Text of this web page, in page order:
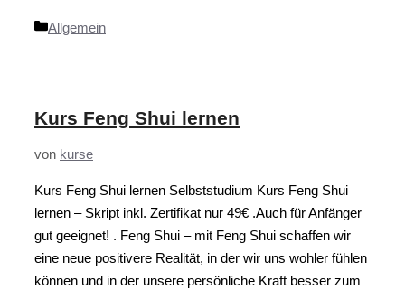
Kategorien
Allgemein
Kurs Feng Shui lernen
von kurse
Kurs Feng Shui lernen Selbststudium Kurs Feng Shui
lernen – Skript inkl. Zertifikat nur 49€ .Auch für Anfänger
gut geeignet! . Feng Shui – mit Feng Shui schaffen wir
eine neue positivere Realität, in der wir uns wohler fühlen
können und in der unsere persönliche Kraft besser zum